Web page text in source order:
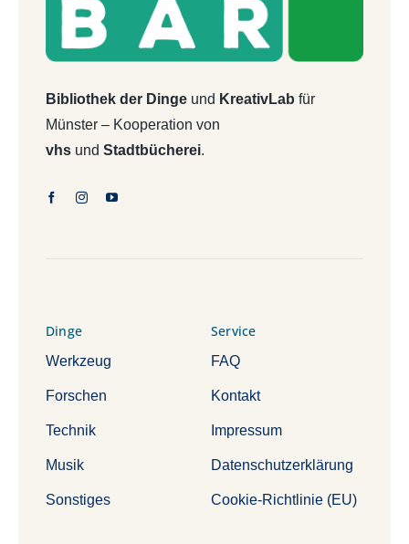
Bibliothek der Dingeund KreativLab für
Münster – Kooperation von
vhsund Stadtbücherei.
Dinge
Werkzeug
Forschen
Technik
Musik
Sonstiges
Service
FAQ
Kontakt
Impressum
Datenschutzerklärung
Cookie-Richtlinie (EU)